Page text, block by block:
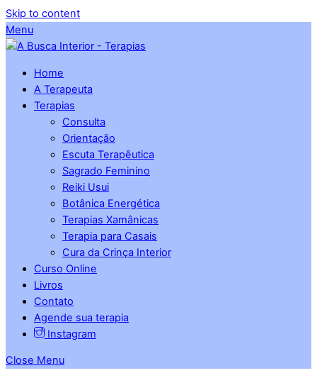
Skip to content
Menu
Home
A Terapeuta
Terapias
Consulta
Orientação
Escuta Terapêutica
Sagrado Feminino
Reiki Usui
Botânica Energética
Terapias Xamânicas
Terapia para Casais
Cura da Crinça Interior
Curso Online
Livros
Contato
Agende sua terapia
Instagram
Close Menu